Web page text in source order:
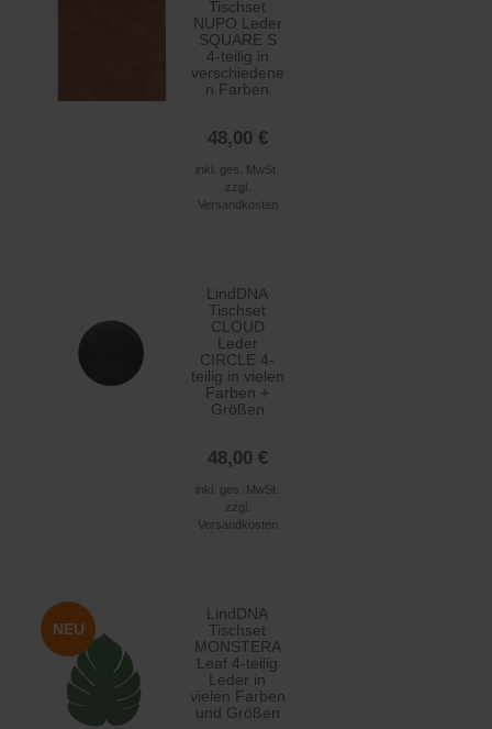
Tischset
NUPO Leder
SQUARE S
4-teilig in
verschiedene
n Farben
48,00 €
inkl. ges. MwSt.
zzgl.
Versandkosten
LindDNA
Tischset
CLOUD
Leder
CIRCLE 4-
teilig in vielen
Farben +
Größen
48,00 €
inkl. ges. MwSt.
zzgl.
Versandkosten
NEU
LindDNA
Tischset
MONSTERA
Leaf 4-teilig
Leder in
vielen Farben
und Größen